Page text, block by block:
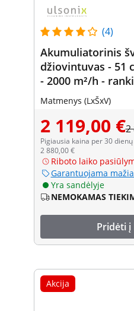
(4)
Akumuliatorinis
džiovintuvas - 51
- 2000 m²/h -
pavara
Matmenys (LxŠxV)
2 119,00 €2
Pigiausia kaina per 30
2 880,00 €
Riboto laiko
Garantuojama
Yra sandėlyje
NEMOKAMAS
Pridėti į
Akcija